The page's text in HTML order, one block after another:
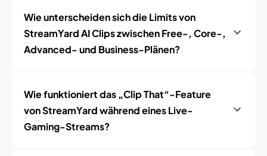
Wie unterscheiden sich die Limits von
StreamYard AI Clips zwischen Free-, Core-,
Advanced- und Business-Plänen?
Wie funktioniert das „Clip That“-Feature
von StreamYard während eines Live-
Gaming-Streams?